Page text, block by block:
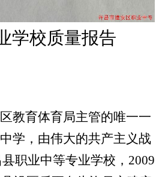
学校质量报告
教育体育局主管的唯一一
学，由伟大的共产主义战
职业中等专业学校，2009